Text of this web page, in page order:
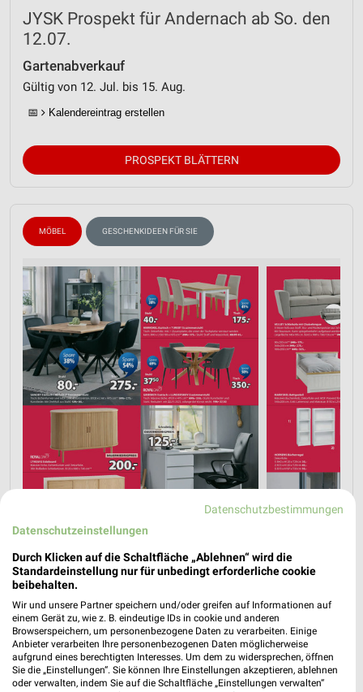
JYSK Prospekt für Andernach ab So. den
12.07.
Gartenabverkauf
Gültig von 12. Jul. bis 15. Aug.
📅 Kalendereintrag erstellen
PROSPEKT BLÄTTERN
MÖBEL GESCHENKIDEEN FÜR SIE
Datenschutzbestimmungen
Datenschutzeinstellungen
Durch Klicken auf die Schaltfläche „Ablehnen“ wird die
Standardeinstellung nur für unbedingt erforderliche cookie
beibehalten.
Wir und unsere Partner speichern und/oder greifen auf Informationen auf
einem Gerät zu, wie z. B. eindeutige IDs in cookie und anderen
Browserspeichern, um personenbezogene Daten zu verarbeiten. Einige
Anbieter verarbeiten Ihre personenbezogenen Daten möglicherweise
aufgrund eines berechtigten Interesses. Um dem zu widersprechen, öffnen
Sie die „Einstellungen“. Sie können Ihre Einstellungen akzeptieren, ablehnen
oder verwalten, indem Sie auf die Schaltfläche „Einstellungen verwalten“